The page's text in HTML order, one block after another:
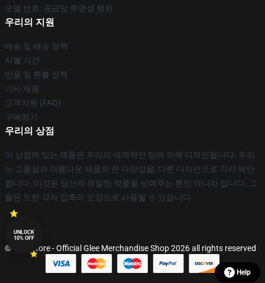
모델 번호: 공급망 투명성 행위
우리의 지원
배송 및 배송 정책
지불 기간
반품 및 환불 정책
기타 제품
고객지원 (FAQ)
구매하기
우리의 상점
이 상점에 있는 제품은 우리의 세계적인 팀에 의해 디자인됩니다. 우리
는 고품질과 아름다운 제품의 큰 다양성을, 다른 디자인으로 각각 제안
합니다. 이것은 당신의 유일한 작풍을 보여주는 뿐만 아니라 입니다; 그
들은 또한 각자 압축의 모양으로 사용될 수 있습니다.
© Glee Store - Official Glee Merchandise Shop 2026 all rights reserved
UNLOCK
10% OFF
Help